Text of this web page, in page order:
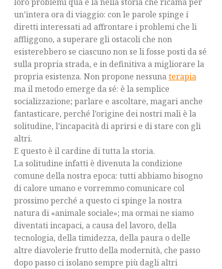
un’intera ora di viaggio: con le parole spinge i
diretti interessati ad affrontare i problemi che li
affliggono, a superare gli ostacoli che non
esisterebbero se ciascuno non se li fosse posti da sé
sulla propria strada, e in definitiva a migliorare la
propria esistenza. Non propone nessunaterapia
ma il metodo emerge da sé: è la semplice
socializzazione; parlare e ascoltare, magari anche
fantasticare, perché l’origine dei nostri mali è la
solitudine, l’incapacità di aprirsi e di stare con gli
altri.
E questo è il cardine di tutta la storia.
La solitudine infatti è divenuta la condizione
comune della nostra epoca: tutti abbiamo bisogno
di calore umano e vorremmo comunicare col
prossimo perché a questo ci spinge la nostra
natura di «animale sociale»; ma ormai ne siamo
diventati incapaci, a causa del lavoro, della
tecnologia, della timidezza, della paura o delle
altre diavolerie frutto della modernità, che passo
dopo passo ci isolano sempre più dagli altri